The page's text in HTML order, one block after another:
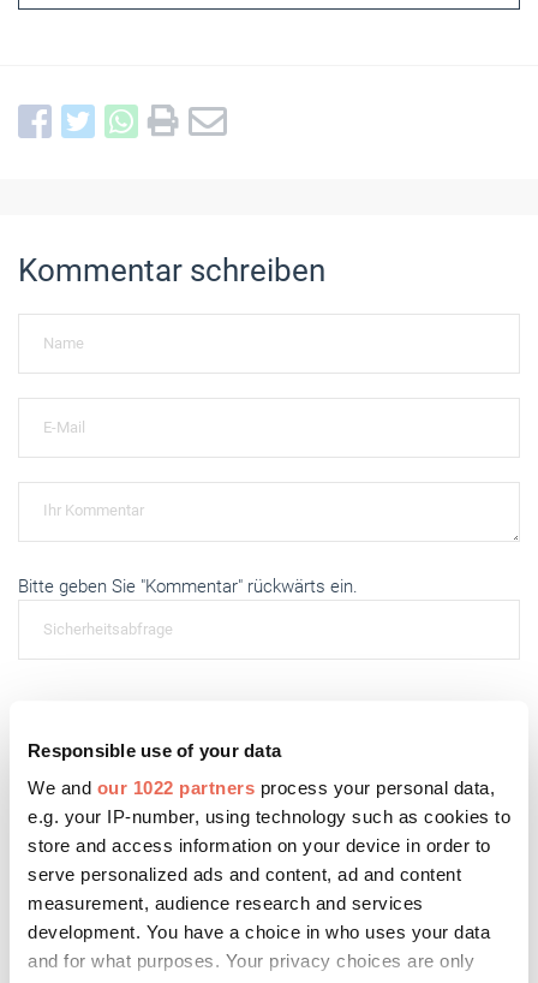
Responsible use of your data
We and our 1022 partners process your personal data,
e.g. your IP-number, using technology such as cookies to
store and access information on your device in order to
serve personalized ads and content, ad and content
measurement, audience research and services
development. You have a choice in who uses your data
and for what purposes. Your privacy choices are only
Kommentar schreiben
Bitte geben Sie "Kommentar" rückwärts ein.
Absenden
Das könnte Sie auch interessieren: